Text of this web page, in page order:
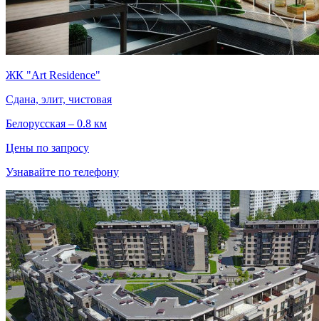
ЖК "Art Residence"
Сдана, элит, чистовая
Белорусская – 0.8 км
Цены по запросу
Узнавайте по телефону